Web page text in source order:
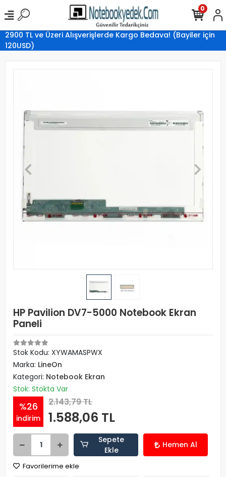
2900 TL ve Üzeri Alışverişlerde Kargo Bedava! (Bayiler için
120USD)
0
HP Pavilion DV7-5000 Notebook Ekran
Paneli
Stok Kodu: XYWAMASPWX
Marka: LineOn
Kategori: Notebook Ekran
Stok: Stokta Var
%26
indirim
2.143,79 TL
1.588,06 TL
Sepete
Ekle
Hemen Al
Favorilerime ekle